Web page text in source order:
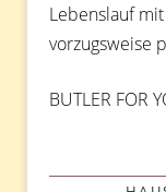
Lebenslauf
vorzugsweise
BUTLER FOR